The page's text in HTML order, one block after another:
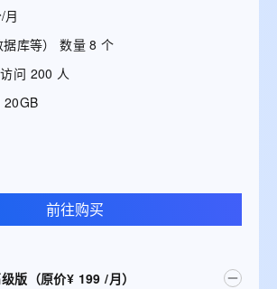
月
库等） 数量 8 个
问 200 人
20GB
前往购买
版（原价¥ 199 /月）